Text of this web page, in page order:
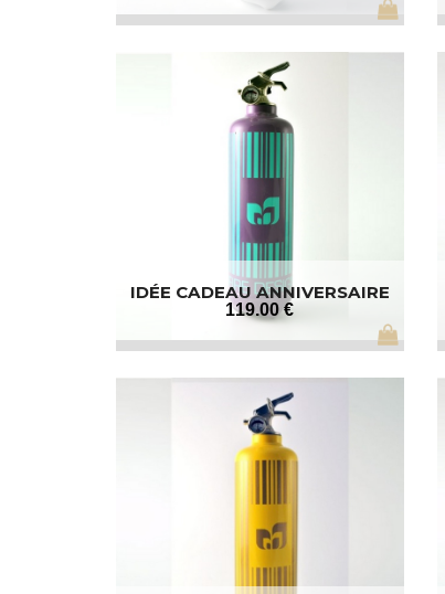
IDÉE CADEAU ANNIVERSAIRE
119.00 €